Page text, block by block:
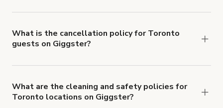
What is the cancellation policy for Toronto
guests on Giggster?
cancellation and refund policy
What are the cleaning and safety policies for
Toronto locations on Giggster?